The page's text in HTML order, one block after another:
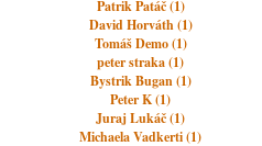
Patrik Patáč (1)
David Horváth (1)
Tomáš Demo (1)
peter straka (1)
Bystrik Bugan (1)
Peter K (1)
Juraj Lukáč (1)
Michaela Vadkerti (1)